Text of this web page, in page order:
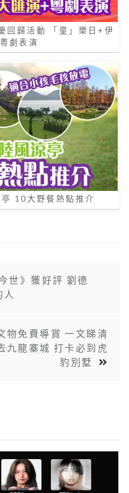
回歸活動 「童」樂日+伊
劇表演
10大野餐熱點推介
世》獲好評 劉德
物免費導賞 一文睇清
九龍寨城 打卡必到虎
豹別墅